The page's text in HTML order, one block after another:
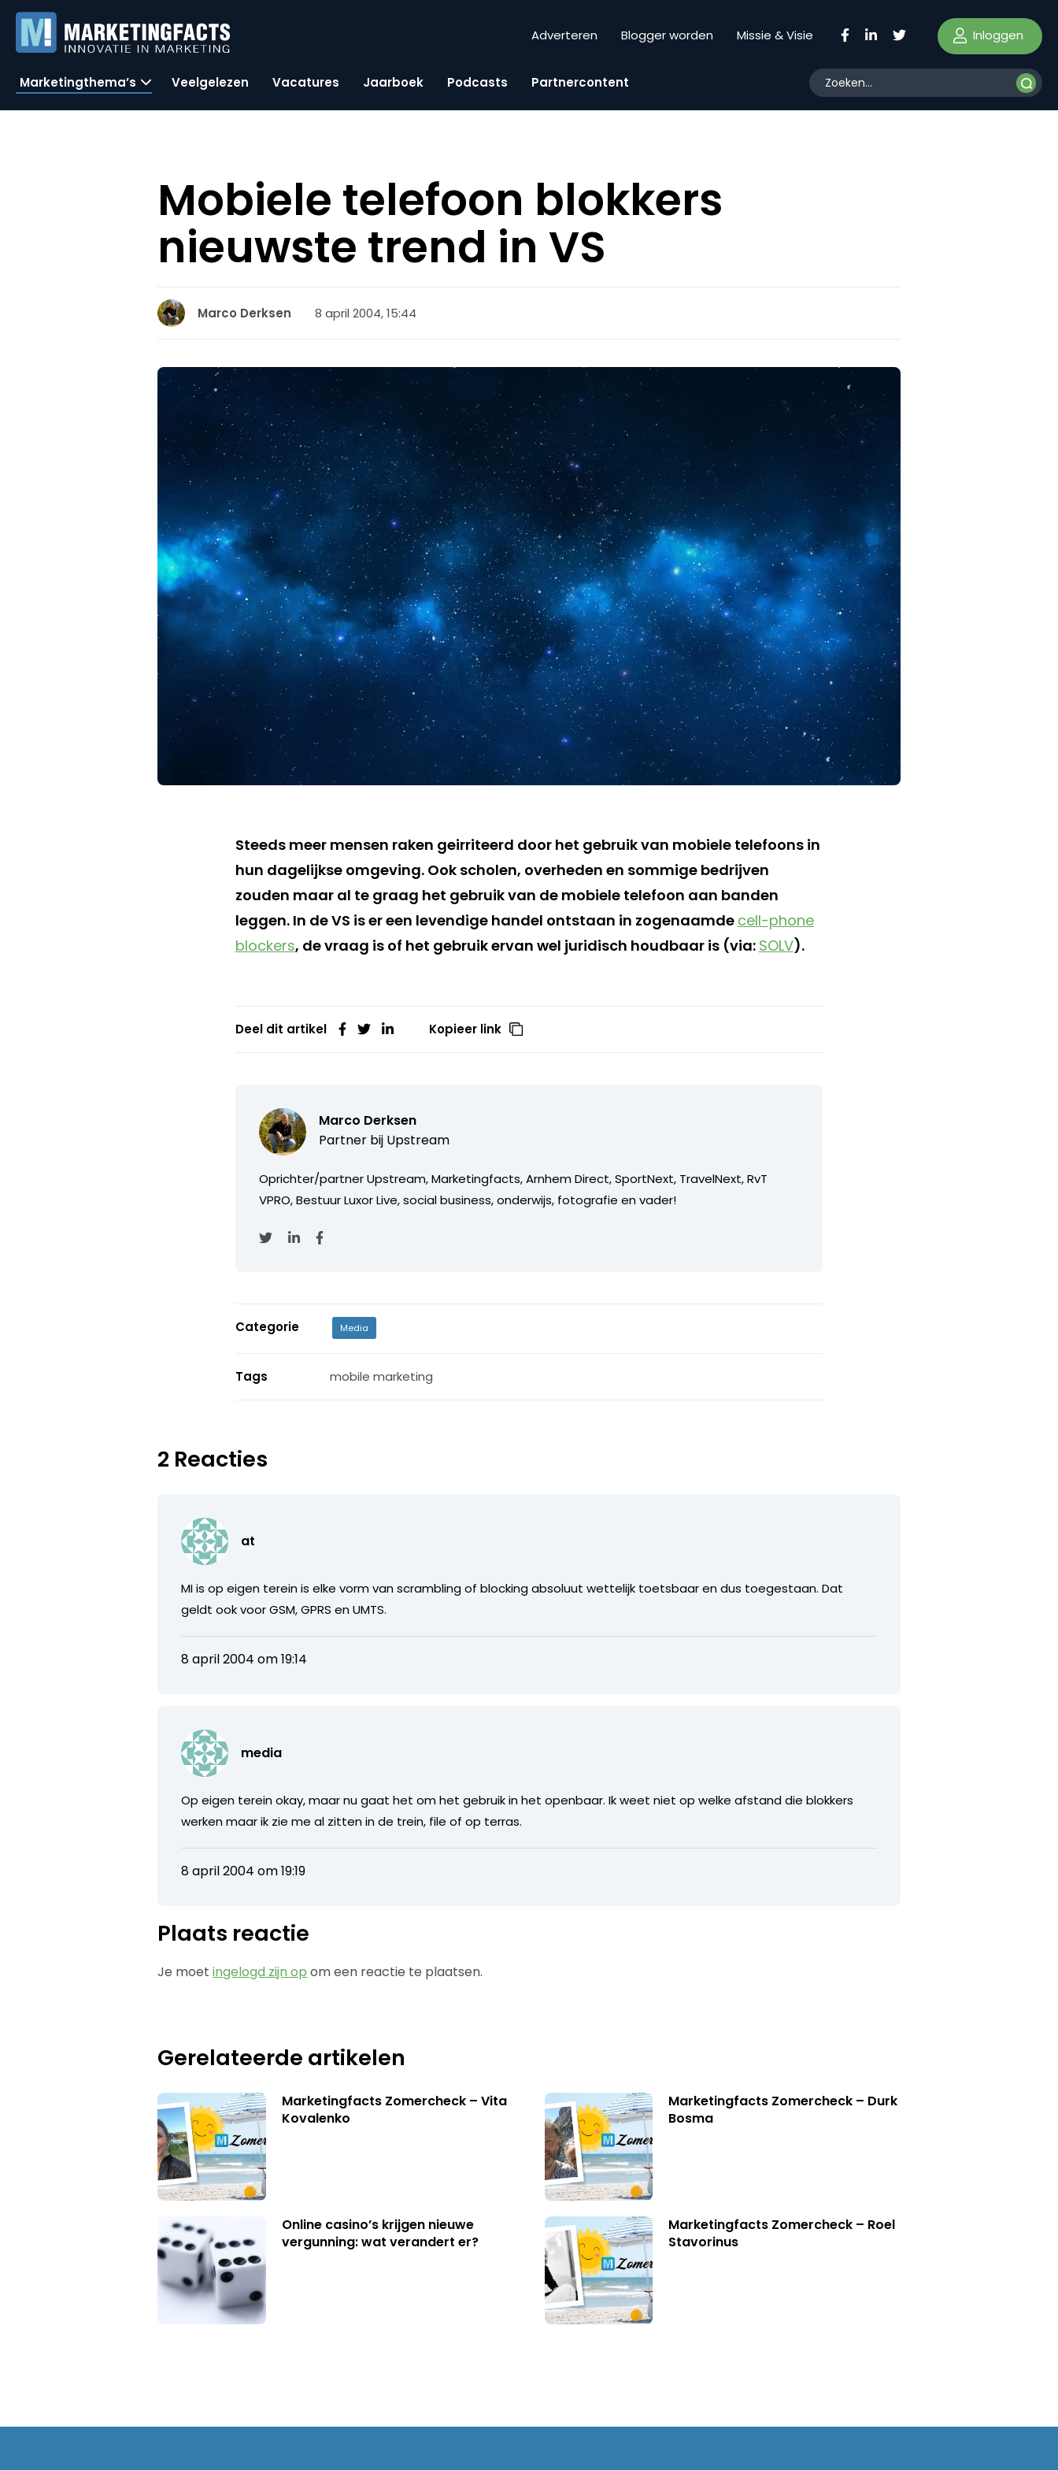
Adverteren Blogger worden Missie & Visie Inloggen
Marketingthema’s Veelgelezen Vacatures Jaarboek Podcasts Partnercontent
Mobiele telefoon blokkers
nieuwste trend in VS
Marco Derksen 8 april 2004, 15:44
Steeds meer mensen raken geirriteerd door het gebruik van mobiele telefoons in
hun dagelijkse omgeving. Ook scholen, overheden en sommige bedrijven
zouden maar al te graag het gebruik van de mobiele telefoon aan banden
leggen. In de VS is er een levendige handel ontstaan in zogenaamde cell-phone
blockers, de vraag is of het gebruik ervan wel juridisch houdbaar is (via: SOLV).
Deel dit artikel Kopieer link
Marco Derksen
Partner bij Upstream
Oprichter/partner Upstream, Marketingfacts, Arnhem Direct, SportNext, TravelNext, RvT
VPRO, Bestuur Luxor Live, social business, onderwijs, fotografie en vader!
Categorie Media
Tags mobile marketing
2 Reacties
at
MI is op eigen terein is elke vorm van scrambling of blocking absoluut wettelijk toetsbaar en dus toegestaan. Dat
geldt ook voor GSM, GPRS en UMTS.
8 april 2004 om 19:14
media
Op eigen terein okay, maar nu gaat het om het gebruik in het openbaar. Ik weet niet op welke afstand die blokkers
werken maar ik zie me al zitten in de trein, file of op terras.
8 april 2004 om 19:19
Plaats reactie
Je moetingelogd zijn op om een reactie te plaatsen.
Gerelateerde artikelen
Marketingfacts Zomercheck – Vita
Kovalenko
Marketingfacts Zomercheck – Durk
Bosma
Online casino’s krijgen nieuwe
vergunning: wat verandert er?
Marketingfacts Zomercheck – Roel
Stavorinus